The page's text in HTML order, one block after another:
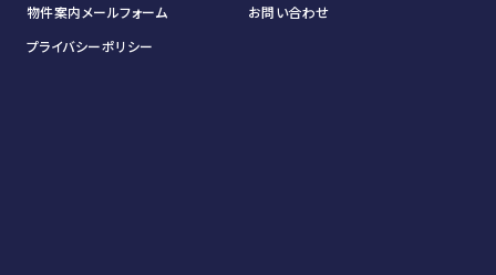
物件案内メールフォーム
お問い合わせ
プライバシーポリシー